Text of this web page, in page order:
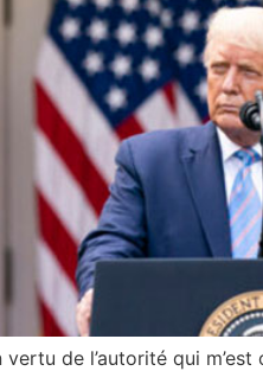
de l’autorité qui